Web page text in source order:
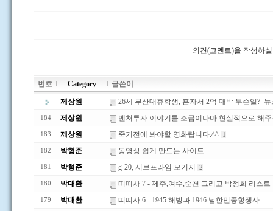
의견(코멘트)을 작성하
번호 Category 글쓴이
제상원 26세 부산대휴학생, 혼자서 2억 대박 무슨일?_
184 제상원 벤처투자 이야기를 조금이나마 현실적으로 해주
183 제상원 죽기전에 봐야할 영화랍니다.^^ 1
182 박형준 동영상 쉽게 만드는 사이트
181 박형준 g-20, 서브프라임 모기지 2
180 박대환 띠띠사 7 - 제주,여수,순천 그리고 박정희 리스트
179 박대환 띠띠사 6 - 1945 해방과 1946 남한민중항쟁사